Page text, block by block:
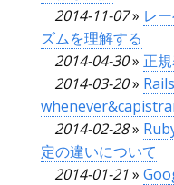
2014-11-07» レ
ズムを理解する
2014-04-30» 正
2014-03-20»
2014-02-28»
定の違いについて
2014-01-21»